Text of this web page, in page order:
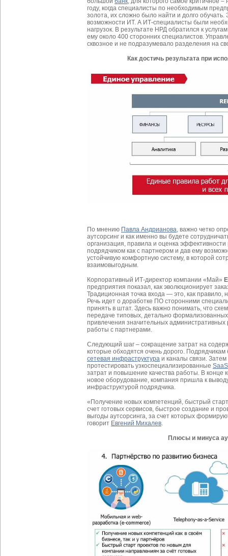
году, когда специалисты по необходимым
золота, их сложно было найти и долго
возможности ИТ. А ИТ-специалисты были
нагрузок. В результате НРД обратился к
ему около 400 сторонних специалистов.
сквозное и не подразумевало разделения на
Как достичь результата при
По мнению Павла Андрианова, важно четко
аутсорсинг и как именно вы будете
организация, правила и оценка
подрядчиком как с партнером и дав ему
устойчивую комфортную систему, в которой
взаимовыгодным.
Корпоративный ИТ-директор компании «Май»
предприятия показал, как эволюционирует
Традиционная точка входа — это, как правило,
Речь идет о доработке ПО сторонними
принять в штат. Здесь важно понимать, что
передаче типовых, детально
привлечения значительных административных
работы с партнерами.
Следующий шаг – сокращение затрат на
которые обходятся очень дорого.
сетевая инфраструктура и каналы связи.
протестировать узкоспециализированные
затрат и повышение качества работы. В конце
новое оборудование, компания пришла к
инфраструктурой подрядчика.
«Получение новых компетенций, быстрый
счет готовых сервисов, быстрое создание и
выгоды аутсорсинга, за счет которых
говорит Евгений Михалев.
Плюсы и минуса